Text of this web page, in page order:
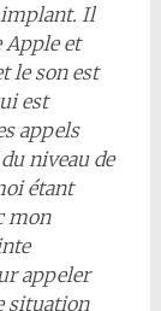
implant. Il
Apple et
le son est
est
appels
niveau de
étant
mon
appeler
situation